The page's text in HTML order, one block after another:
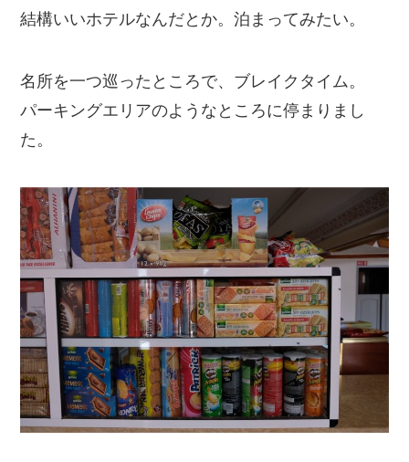
結構いいホテルなんだとか。泊まってみたい。
名所を一つ巡ったところで、ブレイクタイム。
パーキングエリアのようなところに停まりまし
た。